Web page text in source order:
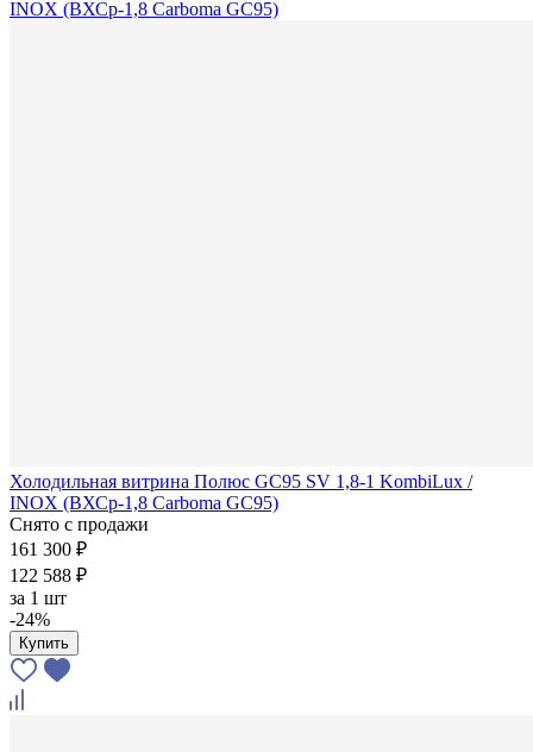
Холодильная витрина Полюс GC95 SV 1,8-1 KombiLux /
INOX (ВХСр-1,8 Carboma GC95)
Снято с продажи
161 300 ₽
122 588 ₽
за 1 шт
-24%
Купить